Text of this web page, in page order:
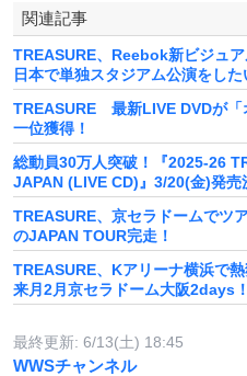
関連記事
TREASURE、Reebok新ビジュ
日本で単独スタジアム公演をし
TREASURE 最新LIVE DVDが「
一位獲得！
総動員30万人突破！『2025-26
JAPAN (LIVE CD)』3/20(金)発売
TREASURE、京セラドームでツ
のJAPAN TOUR完走！
TREASURE、Kアリーナ横浜で
来月2月京セラドーム大阪2days！
最終更新: 6/13(土) 18:45
WWSチャンネル